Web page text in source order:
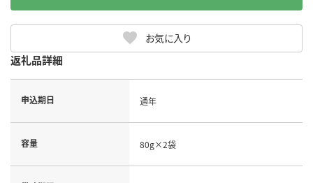
お気に入り
返礼品詳細
申込期日 通年
容量 80g×2袋